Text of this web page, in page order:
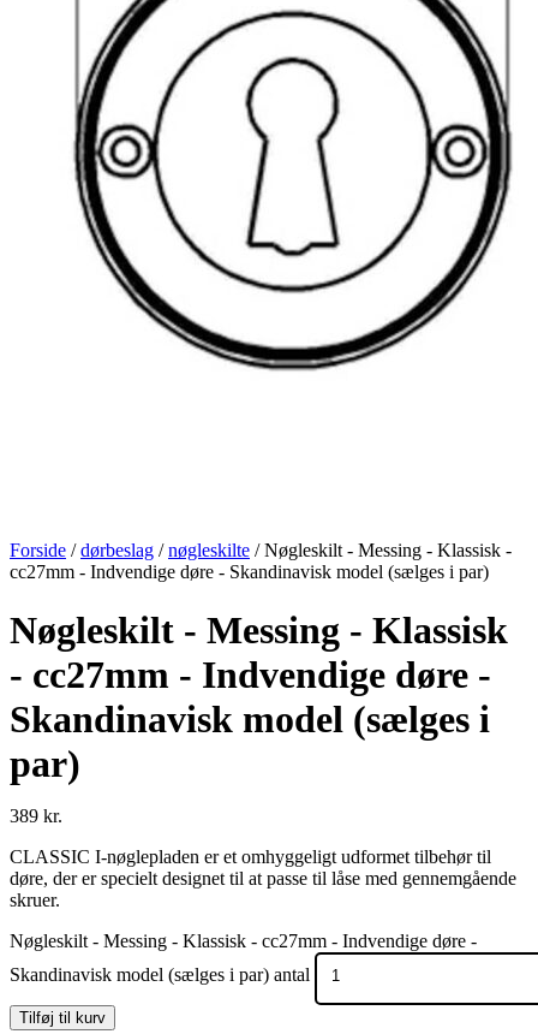
Forside /dørbeslag /nøgleskilte / Nøgleskilt - Messing - Klassisk -
cc27mm - Indvendige døre - Skandinavisk model (sælges i par)
Nøgleskilt - Messing - Klassisk
- cc27mm - Indvendige døre -
Skandinavisk model (sælges i
par)
389 kr.
CLASSIC I-nøglepladen er et omhyggeligt udformet tilbehør til
døre, der er specielt designet til at passe til låse med gennemgående
skruer.
Nøgleskilt - Messing - Klassisk - cc27mm - Indvendige døre -
Skandinavisk model (sælges i par) antal
Tilføj til kurv